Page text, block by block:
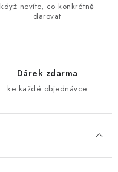
když nevíte, co konkrétně
darovat
Dárek zdarma
ke každé objednávce